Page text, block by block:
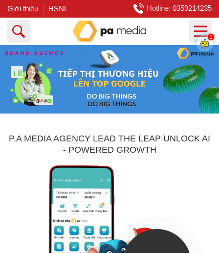
Giới thiệu HSNL Hotline: 0359214235
P.A MEDIA AGENCY LEAD THE LEAP UNLOCK AI
- POWERED GROWTH
1
LIÊN HỆ